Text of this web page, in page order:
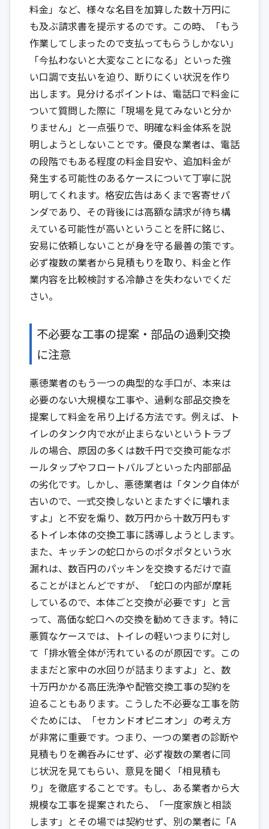
料金」など、様々な名目を加算した数十万円に
も及ぶ請求書を提示するのです。この時、「もう
作業してしまったので支払ってもらうしかない」
「今払わないと大変なことになる」といった強
い口調で支払いを迫り、断りにくい状況を作り
出します。見分けるポイントは、電話口で料金に
ついて質問した際に「現場を見てみないと分か
りません」と一点張りで、明確な料金体系を説
明しようとしないことです。優良な業者は、電話
の段階でもある程度の料金目安や、追加料金が
発生する可能性のあるケースについて丁寧に説
明してくれます。格安広告はあくまで客寄せパ
ンダであり、その背後には高額な請求が待ち構
えている可能性が高いということを肝に銘じ、
安易に依頼しないことが身を守る最善の策です。
必ず複数の業者から見積もりを取り、料金と作
業内容を比較検討する冷静さを失わないでくだ
さい。
不必要な工事の提案・部品の過剰交換
に注意
悪徳業者のもう一つの典型的な手口が、本来は
必要のない大規模な工事や、過剰な部品交換を
提案して料金を吊り上げる方法です。例えば、ト
イレのタンク内で水が止まらないというトラブ
ルの場合、原因の多くは数千円で交換可能なボ
ールタップやフロートバルブといった内部部品
の劣化です。しかし、悪徳業者は「タンク自体が
古いので、一式交換しないとまたすぐに壊れま
すよ」と不安を煽り、数万円から十数万円もす
るトイレ本体の交換工事に誘導しようとします。
また、キッチンの蛇口からのポタポタという水
漏れは、数百円のパッキンを交換するだけで直
ることがほとんどですが、「蛇口の内部が摩耗
しているので、本体ごと交換が必要です」と言
って、高価な蛇口への交換を勧めてきます。特に
悪質なケースでは、トイレの軽いつまりに対し
て「排水管全体が汚れているのが原因です。この
ままだと家中の水回りが詰まりますよ」と、数
十万円かかる高圧洗浄や配管交換工事の契約を
迫ることもあります。こうした不必要な工事を防
ぐためには、「セカンドオピニオン」の考え方
が非常に重要です。つまり、一つの業者の診断や
見積もりを鵜呑みにせず、必ず複数の業者に同
じ状況を見てもらい、意見を聞く「相見積も
り」を徹底することです。もし、ある業者から大
規模な工事を提案されたら、「一度家族と相談
します」とその場では契約せず、別の業者に「A